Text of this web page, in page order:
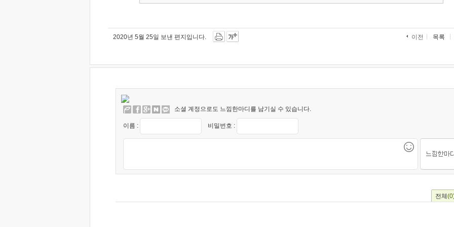
2020년 5월 25일 보낸 편지입니다. 이전 목록
소셜 계정으로도 느낌한마디를 남기실 수 있습니다.
이름 : 비밀번호 :
전체